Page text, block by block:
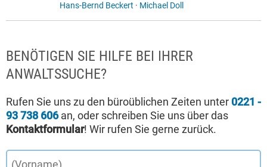
Hans-Bernd Beckert · Michael Doll
BENÖTIGEN SIE HILFE BEI IHRER
ANWALTSSUCHE?
Rufen Sie uns zu den büroüblichen Zeiten unter 0221 -
93 738 606an, oder schreiben Sie uns über das
Kontaktformular! Wir rufen Sie gerne zurück.